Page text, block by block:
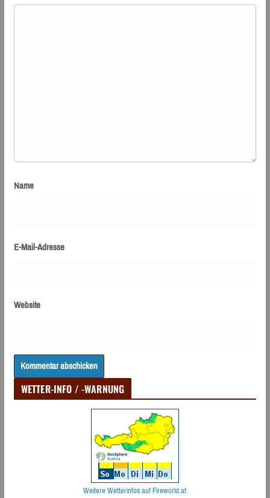
Name
E-Mail-Adresse
Website
WETTER-INFO / -WARNUNG
Weitere Wetterinfos auf Fireworld.at